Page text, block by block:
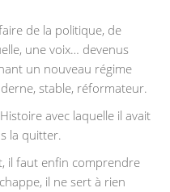
de la politique, de
une voix… devenus
un nouveau régime
stable, réformateur.
avec laquelle il avait
la quitter.
il faut enfin comprendre
il ne sert à rien